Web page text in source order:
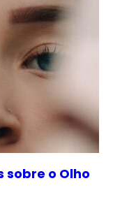
sobre o Olho